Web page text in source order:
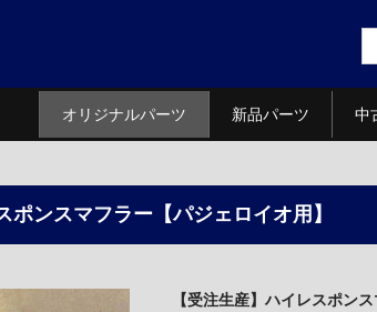
オリジナルパーツ 新品パーツ 中
ポンスマフラー【パジェロイオ用】
【受注生産】ハイレスポン